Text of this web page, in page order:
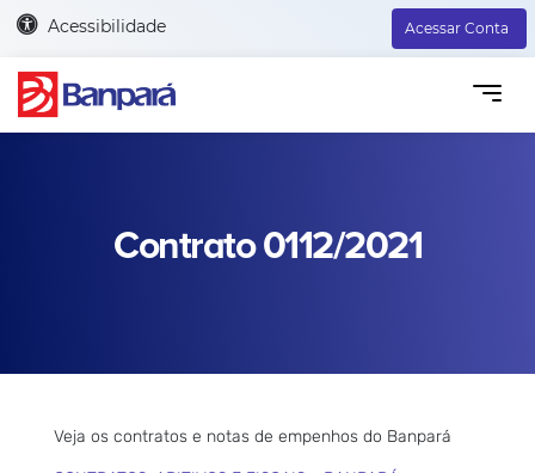
Acessibilidade Acessar Conta
Contrato 0112/2021
Veja os contratos e notas de empenhos do Banpará